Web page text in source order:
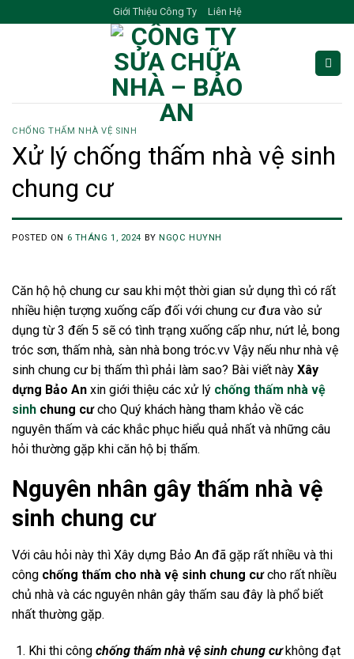
to
Giới Thiệu Công Ty Liên Hệ
CHỐNG THẤM NHÀ VỆ SINH
Xử lý chống thấm nhà vệ sinh
chung cư
POSTED ON 6 THÁNG 1, 2024 BYNGỌC HUYNH
Căn hộ hộ chung cư sau khi một thời gian sử dụng thì có rất
nhiều hiện tượng xuống cấp đối với chung cư đưa vào sử
dụng từ 3 đến 5 sẽ có tình trạng xuống cấp như, nứt lẻ, bong
tróc sơn, thấm nhà, sàn nhà bong tróc.vv Vậy nếu như nhà vệ
sinh chung cư bị thấm thì phải làm sao? Bài viết này Xây
dựng Bảo An xin giới thiệu các xử lý chống thấm nhà vệ
sinh chung cưcho Quý khách hàng tham khảo về các
nguyên thấm và các khắc phục hiểu quả nhất và những câu
hỏi thường gặp khi căn hộ bị thấm.
Nguyên nhân gây thấm nhà vệ
sinh chung cư
Với câu hỏi này thì Xây dựng Bảo An đã gặp rất nhiều và thi
công chống thấm cho nhà vệ sinh chung cưcho rất nhiều
chủ nhà và các nguyên nhân gây thấm sau đây là phổ biết
nhất thường gặp.
Khi thi côngchống thấm nhà vệ sinh chung cưkhông đạt